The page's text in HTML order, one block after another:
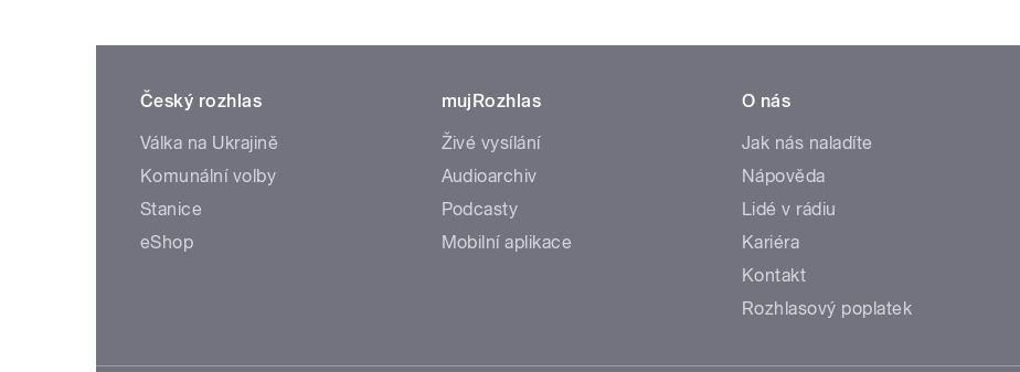
Český rozhlas
Válka na Ukrajině
Komunální volby
Stanice
eShop
mujRozhlas
Živé vysílání
Audioarchiv
Podcasty
Mobilní aplikace
O nás
Jak nás naladíte
Nápověda
Lidé v rádiu
Kariéra
Kontakt
Rozhlasový poplatek